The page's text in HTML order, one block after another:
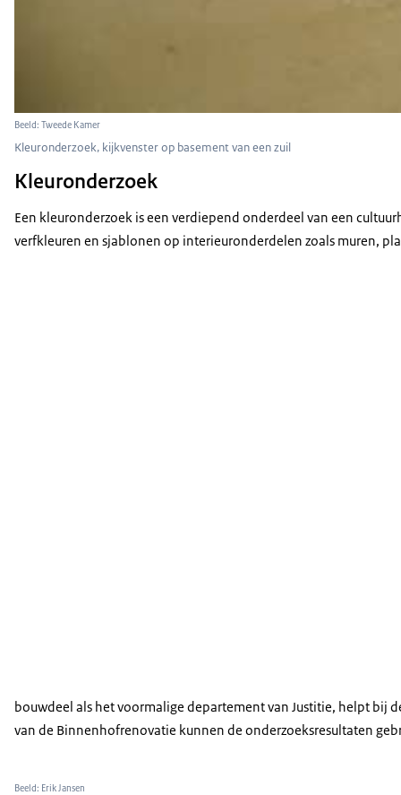
Beeld: Tweede Kamer
Kleuronderzoek, kijkvenster op basement van een zuil
Kleuronderzoek
Een kleuronderzoek is een verdiepend onderdeel van een
verfkleuren en sjablonen op interieuronderdelen zoals muren,
bouwdeel als het voormalige departement van Justitie, helpt bij
van de Binnenhofrenovatie kunnen de onderzoeksresultaten
Beeld: Erik Jansen